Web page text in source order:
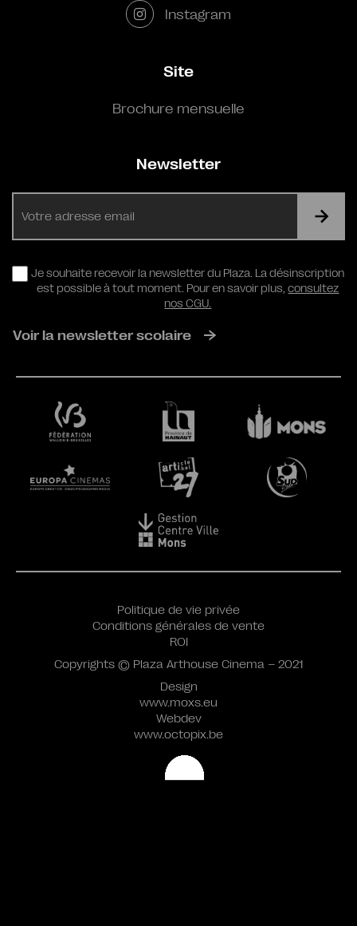
Instagram
Site
Brochure mensuelle
Newsletter
RGPD
Je souhaite recevoir la newsletter du Plaza. La désinscription
est possible à tout moment. Pour en savoir plus,consultez
nos CGU.
Voir la newsletter scolaire
Design
www.moxs.eu
Webdev
www.octopix.be
Politique de vie privée
Conditions générales de vente
ROI
Copyrights © Plaza Arthouse Cinema – 2021